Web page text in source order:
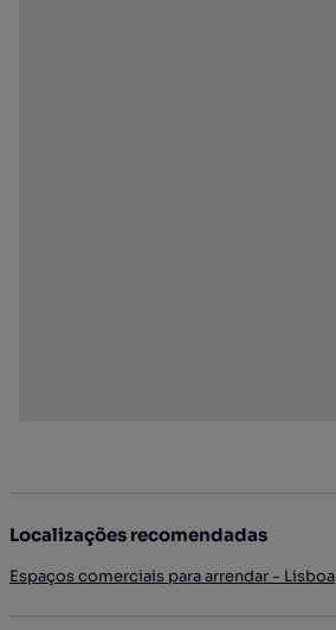
Localizações recomendadas
Espaços comerciais para arrendar - Lisboa